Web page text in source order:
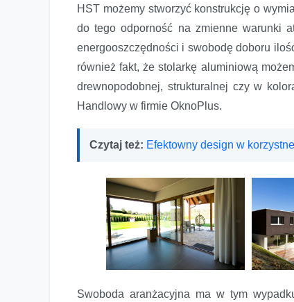
HST możemy stworzyć konstrukcję o
do tego odporność na zmienne warunki
energooszczędności i swobodę doboru
również fakt, że stolarkę aluminiową
drewnopodobnej, strukturalnej czy w
Handlowy w firmie OknoPlus.
Czytaj też: Efektowny design w
Swoboda aranżacyjna ma w tym